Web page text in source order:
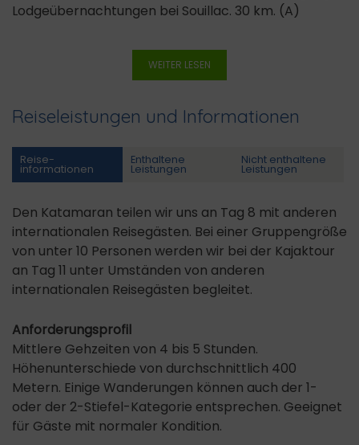
Lodgeübernachtungen bei Souillac. 30 km. (A)
WEITER LESEN
Reiseleistungen und Informationen
Reise­
informationen
Enthaltene
Leistungen
Nicht enthaltene
Leistungen
Den Katamaran teilen wir uns an Tag 8 mit anderen
internationalen Reisegästen. Bei einer Gruppengröße
von unter 10 Personen werden wir bei der Kajaktour
an Tag 11 unter Umständen von anderen
internationalen Reisegästen begleitet.
Anforderungsprofil
Mittlere Gehzeiten von 4 bis 5 Stunden.
Höhenunterschiede von durchschnittlich 400
Metern. Einige Wanderungen können auch der 1-
oder der 2-Stiefel-Kategorie entsprechen. Geeignet
für Gäste mit normaler Kondition.